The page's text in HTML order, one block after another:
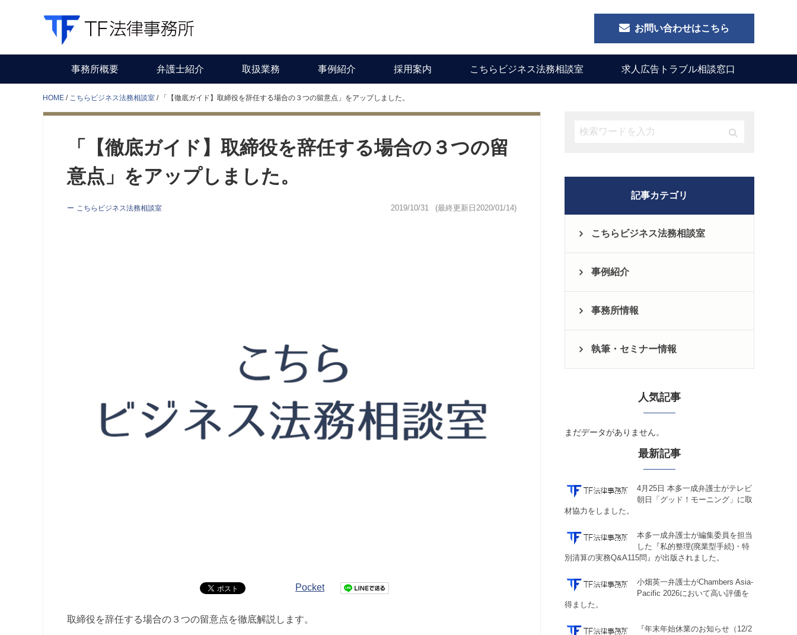
お問い合わせはこちら
事務所概要 弁護士紹介 取扱業務 事例紹介 採用案内 こちらビジネス法務相談室 求人広告トラブル相談窓口
HOME こちらビジネス法務相談室 「【徹底ガイド】取締役を辞任する場合の３つの留意点」をアップしました。
「【徹底ガイド】取締役を辞任する場合の３つの留
意点」をアップしました。
こちらビジネス法務相談室 2019/10/31 (最終更新日 2020/01/14)
Pocket
取締役を辞任する場合の３つの留意点を徹底解説します。
記事カテゴリ
こちらビジネス法務相談室
事例紹介
事務所情報
執筆・セミナー情報
人気記事
まだデータがありません。
最新記事
4月25日 本多一成弁護士がテレビ
朝日「グッド！モーニング」に取
材協力をしました。
本多一成弁護士が編集委員を担当
した『私的整理(廃業型手続)・特
別清算の実務Q&A115問』が出版されました。
小畑英一弁護士がChambers Asia-
Pacific 2026において高い評価を
得ました。
『年末年始休業のお知らせ（12/2